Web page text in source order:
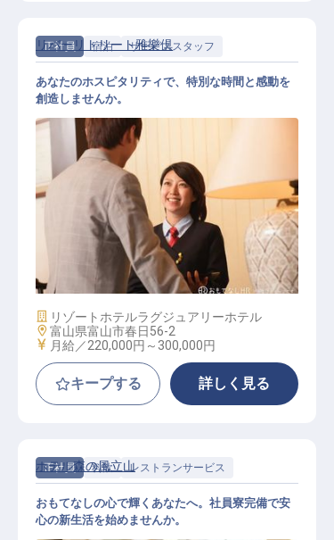
正社員 宿泊 サービススタッフ
レストラン・フロントサービス業務
リバーリトリート雅樂倶
あなたのホスピタリティで、特別な時間と感動を
創造しませんか。
施設業態
リゾートホテルラグジュアリーホテル
勤務地
富山県富山市春日56-2
給与
月給／220,000円～ 300,000円
キープする 詳しく見る
正社員 料飲 レストランサービス
ホテル森の風立山
おもてなしの心で輝くあなたへ。社員寮完備で安
心の新生活を始めませんか。